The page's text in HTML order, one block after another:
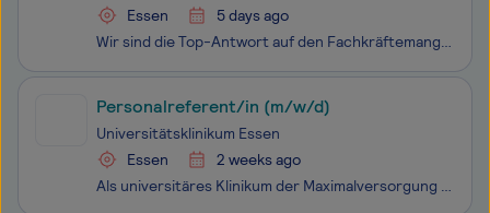
Essen
5 days ago
Wir sind die Top-Antwort auf den Fachkräftemangel. Gemeinsam mit mehr als 13.000 Mitarbeitenden in 32 Ländern bringen wir qualifizierte Talente mit Unternehmen zusammen und stärken so den Arbeitsmarkt. Das ist unsere Deutschlandaufgabe - mit der wir Menschen, Unternehmen und die Gesellschaft nachhal
Personalreferent/in (m/w/d)
Universitätsklinikum Essen
Essen
2 weeks ago
Als universitäres Klinikum der Maximalversorgung mit einer Kapazität von rund 1.300 Betten betreuen wir mit über 8.000 Beschäftigten in 30 Kliniken, 27 Instituten und Fachzentren jährlich 225.000 Patienten. Unser Haus bietet medizinische Versorgung, modernste Diagnostik und umfassende Therapie mit h